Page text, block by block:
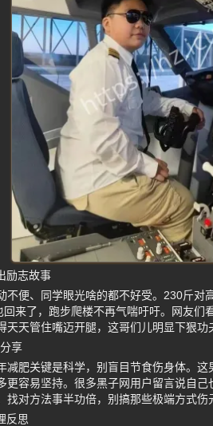
励志故事
不便、同学眼光啥的都不好受。230斤对
来了，跑步爬楼不再气喘吁吁。网友们
天管住嘴迈开腿，这哥们儿明显下狠功
享
减肥关键是科学，别盲目节食伤身体。
容易坚持。很多黑子网用户留言说自己
对方法事半功倍，别搞那些极端方式伤
反思